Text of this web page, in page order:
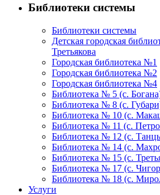
Библиотеки системы
Библиотеки системы
Детская городская
Третьякова
Городская библиотека №1
Городская библиотека №2
Городская библиотека №4
Библиотека № 5 (с.
Библиотека № 8 (с.
Библиотека № 10 (с.
Библиотека № 11 (с.
Библиотека № 12 (с.
Библиотека № 14 (с.
Библиотека № 15 (с.
Библиотека № 17 (с.
Библиотека № 18 (с.
Услуги